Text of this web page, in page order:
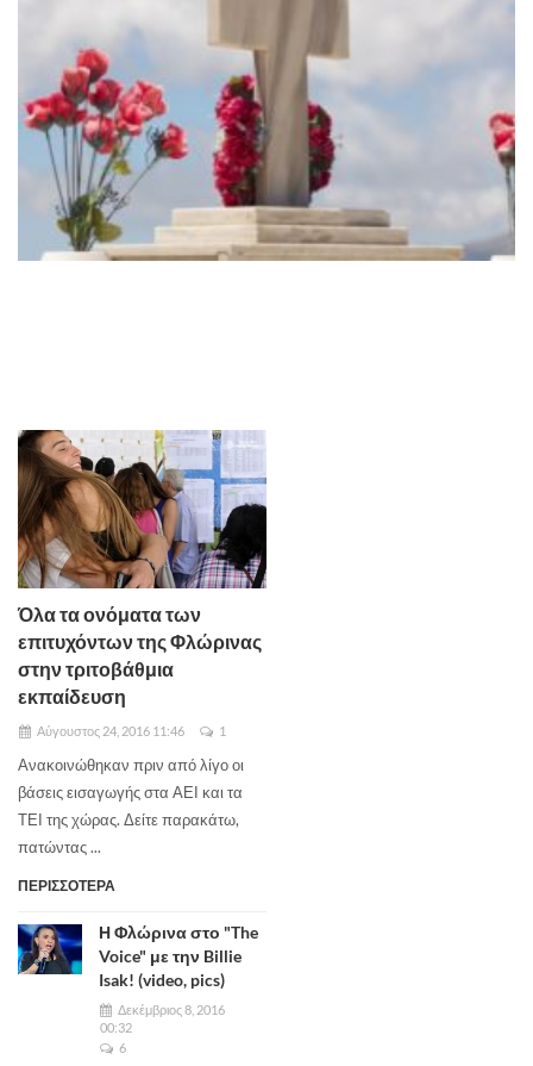
Όλα τα ονόματα των
επιτυχόντων της Φλώρινας
στην τριτοβάθμια
εκπαίδευση
Αύγουστος 24, 2016 11:46 1
Ανακοινώθηκαν πριν από λίγο οι
βάσεις εισαγωγής στα ΑΕΙ και τα
ΤΕΙ της χώρας. Δείτε παρακάτω,
πατώντας ...
ΠΕΡΙΣΣΟΤΕΡΑ
Η Φλώρινα στο "The
Voice" με την Billie
Isak! (video, pics)
Δεκέμβριος 8, 2016
00:32
6